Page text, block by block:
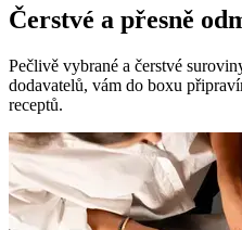
Čerstvé a přesně
Pečlivě vybrané a čerstvé
dodavatelů, vám do boxu
receptů.